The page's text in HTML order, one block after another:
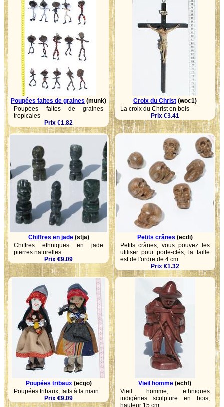
Poupées faites de graines (munk)
Poupées faites de graines
tropicales
Prix €1.82
Croix du Christ(woc1)
La croix du Christ en bois
Prix €3.41
Chiffres en jade(stja)
Chiffres ethniques en jade
pierres naturelles
Prix €9.09
Petits crânes (ecdi)
Petits crânes, vous pouvez les
utiliser pour porte-clés, la taille
est de l'ordre de 4 cm
Prix €1.32
Poupées tribaux(ecgo)
Poupées tribaux, faits à la main
Prix €9.09
Vieil homme (echf)
Vieil homme, ethniques
indigènes sculpture en bois,
hauteur 15 cm.